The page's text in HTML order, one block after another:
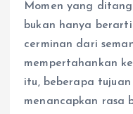
Momen yang
bukan hanya
cerminan dari
mempertahankan
itu, beberapa
menancapkan